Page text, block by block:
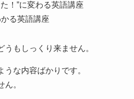
！”に変わる英語講座
る英語講座
もしっくり来ません。
な内容ばかりです。
。